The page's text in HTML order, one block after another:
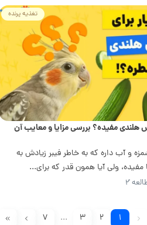
تغذیه پرنده
هلندی مفیده؟ بررسی مزایا و معایب آن
و آب داره که به خاطر فیبر زیادش به
ولی آیا همون قدر که برای...
'۲
۱ ۲ ۳ ... ۷